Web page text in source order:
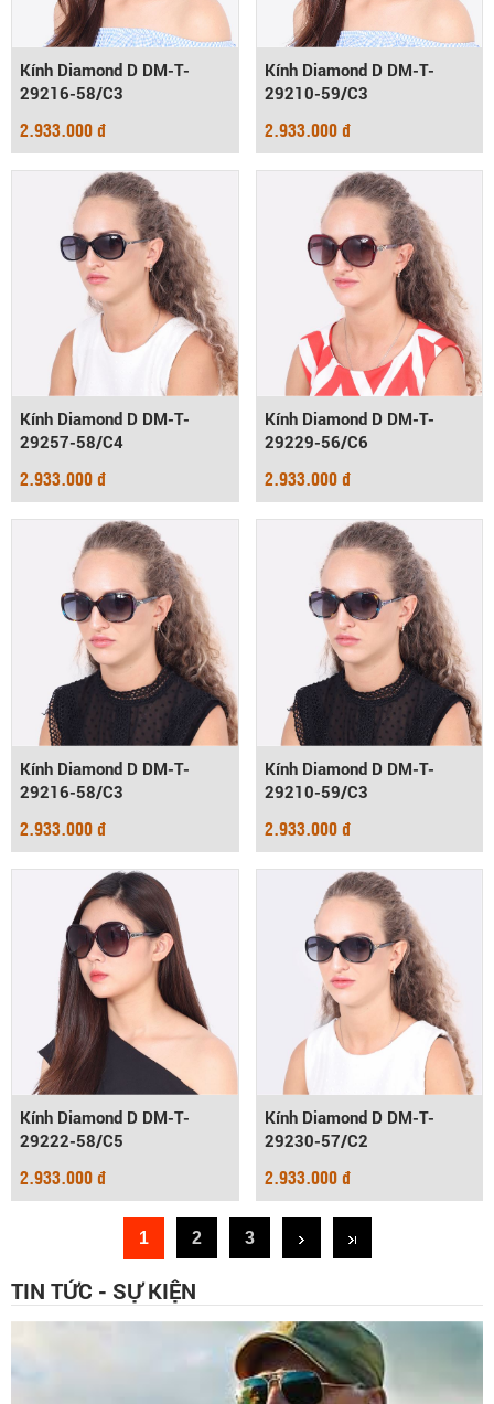
Kính Diamond D DM-T-
29216-58/C3
2.933.000 đ
Kính Diamond D DM-T-
29210-59/C3
2.933.000 đ
Kính Diamond D DM-T-
29257-58/C4
2.933.000 đ
Kính Diamond D DM-T-
29229-56/C6
2.933.000 đ
Kính Diamond D DM-T-
29216-58/C3
2.933.000 đ
Kính Diamond D DM-T-
29210-59/C3
2.933.000 đ
Kính Diamond D DM-T-
29222-58/C5
2.933.000 đ
Kính Diamond D DM-T-
29230-57/C2
2.933.000 đ
1 2 3
TIN TỨC - SỰ KIỆN